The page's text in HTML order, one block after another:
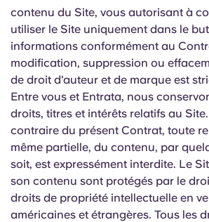
contenu du Site, vous autorisant à
utiliser le Site uniquement dans le
informations conformément au
modification, suppression ou
de droit d'auteur et de marque est
Entre vous et Entrata, nous
droits, titres et intérêts relatifs au
contraire du présent Contrat, toute
même partielle, du contenu, par
soit, est expressément interdite. Le
son contenu sont protégés par le
droits de propriété intellectuelle en
américaines et étrangères. Tous les